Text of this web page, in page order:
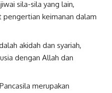
sila-sila yang lain,
keimanan dalam
akidah dan syariah,
dengan Allah dan
merupakan